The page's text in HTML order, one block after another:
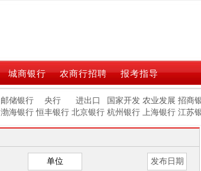
城商银行 农商行招聘 报考指导
邮储银行 央行 进出口 国家开发 农业发展 招商
渤海银行 恒丰银行 北京银行 杭州银行 上海银行 江苏
单位 发布日期